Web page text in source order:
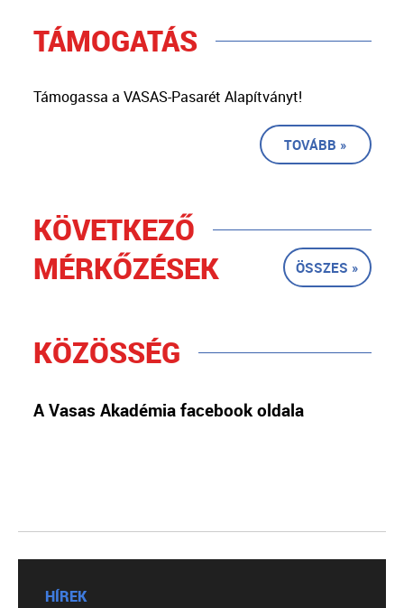
TÁMOGATÁS
Támogassa a VASAS-Pasarét Alapítványt!
TOVÁBB »
KÖVETKEZŐ
MÉRKŐZÉSEK
ÖSSZES »
KÖZÖSSÉG
A Vasas Akadémia facebook oldala
HÍREK